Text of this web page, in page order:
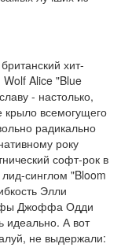
хит-
Alice "Blue
- настолько,
всемогущего
радикально
року
софт-рок в
синглом "Bloom
Элли
Джоффа Одди
идеально. А вот
не выдержали: